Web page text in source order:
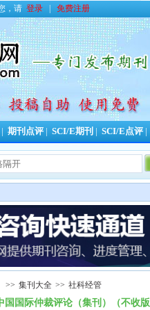
，请 登录 免费注册
期刊点评 SCI/E期刊 SCI/E点评
>> 集刊大全 >> 社科经管
国国际仲裁评论（集刊）（不收